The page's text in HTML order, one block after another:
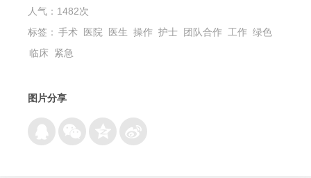
人气：1482次
标签： 手术 医院 医生 操作 护士 团队合作 工作 绿色
临床
紧急
图片分享